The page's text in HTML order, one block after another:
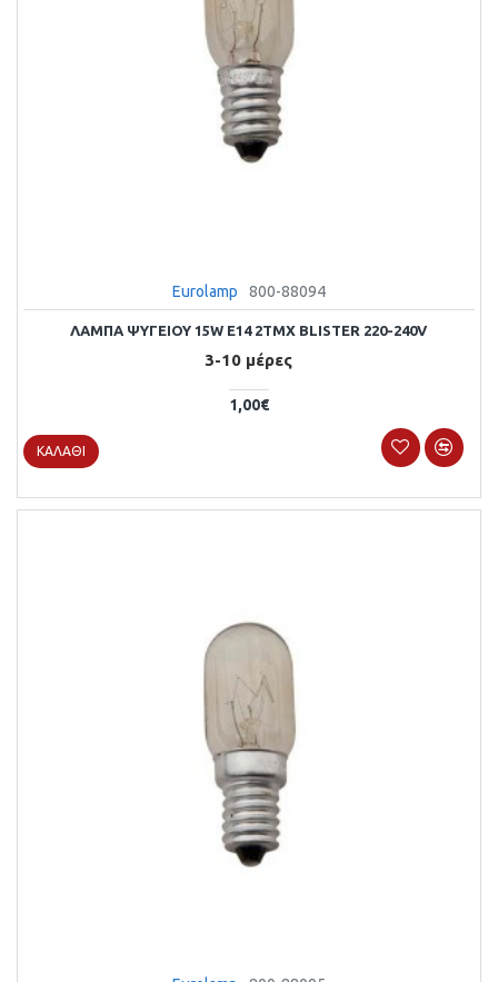
Eurolamp 800-88094
ΛΑΜΠΑ ΨΥΓΕΙΟΥ 15W E14 2ΤΜΧ BLISTER 220-240V
3-10 μέρες
1,00€
ΚΑΛΆΘΙ